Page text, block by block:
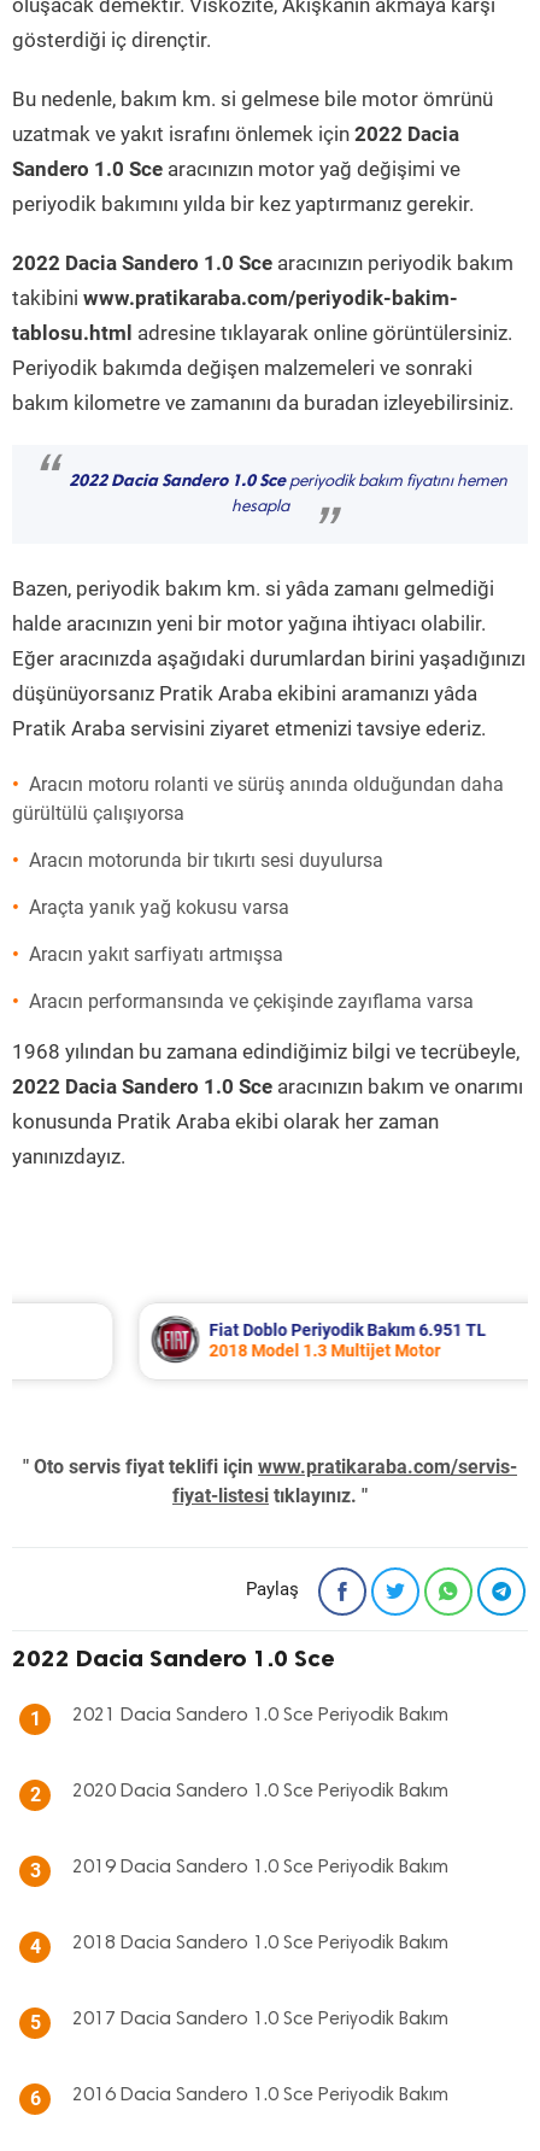
oluşacak demektir. Viskozite, Akışkanın akmaya karşı
gösterdiği iç dirençtir.
Bu nedenle, bakım km. si gelmese bile motor ömrünü
uzatmak ve yakıt israfını önlemek için 2022 Dacia
Sandero 1.0 Sce aracınızın motor yağ değişimi ve
periyodik bakımını yılda bir kez yaptırmanız gerekir.
2022 Dacia Sandero 1.0 Sce aracınızın periyodik bakım
takibini www.pratikaraba.com/periyodik-bakim-
tablosu.html adresine tıklayarak online görüntülersiniz.
Periyodik bakımda değişen malzemeleri ve sonraki
bakım kilometre ve zamanını da buradan izleyebilirsiniz.
“ 2022 Dacia Sandero 1.0 Sceperiyodik bakım fiyatını hemen
hesapla
”
Bazen, periyodik bakım km. si yâda zamanı gelmediği
halde aracınızın yeni bir motor yağına ihtiyacı olabilir.
Eğer aracınızda aşağıdaki durumlardan birini yaşadığınızı
düşünüyorsanız Pratik Araba ekibini aramanızı yâda
Pratik Araba servisini ziyaret etmenizi tavsiye ederiz.
Aracın motoru rolanti ve sürüş anında olduğundan daha
gürültülü çalışıyorsa
Aracın motorunda bir tıkırtı sesi duyulursa
Araçta yanık yağ kokusu varsa
Aracın yakıt sarfiyatı artmışsa
Aracın performansında ve çekişinde zayıflama varsa
1968 yılından bu zamana edindiğimiz bilgi ve tecrübeyle,
2022 Dacia Sandero 1.0 Sce aracınızın bakım ve onarımı
konusunda Pratik Araba ekibi olarak her zaman
yanınızdayız.
Fiat Doblo Periyodik Bakım 6.951 TL
2018 Model 1.3 Multijet Motor
" Oto servis fiyat teklifi için www.pratikaraba.com/servis-
fiyat-listesi tıklayınız. "
Paylaş
2022 Dacia Sandero 1.0 Sce
1 2021 Dacia Sandero 1.0 Sce Periyodik Bakım
2 2020 Dacia Sandero 1.0 Sce Periyodik Bakım
3 2019 Dacia Sandero 1.0 Sce Periyodik Bakım
4 2018 Dacia Sandero 1.0 Sce Periyodik Bakım
5 2017 Dacia Sandero 1.0 Sce Periyodik Bakım
6 2016 Dacia Sandero 1.0 Sce Periyodik Bakım